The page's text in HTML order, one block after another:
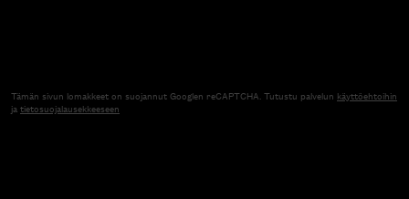
Tämän sivun lomakkeet on suojannut Googlen reCAPTCHA. Tutustu palvelun käyttöehtoihin
jatietosuojalausekkeeseen